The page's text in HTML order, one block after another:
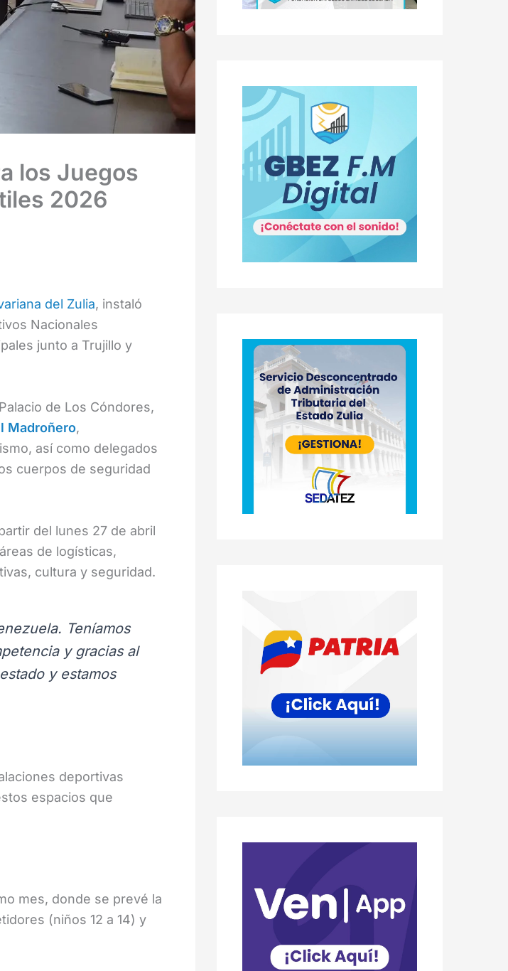
los Juegos
2026
del Zulia, instaló
Nacionales
junto a Trujillo y
de Los Cóndores,
Madroñero,
así como delegados
cuerpos de seguridad
del lunes 27 de abril
de logísticas,
cultura y seguridad.
Teníamos
y gracias al
y estamos
deportivas
espacios que
mes, donde se prevé la
(niños 12 a 14) y